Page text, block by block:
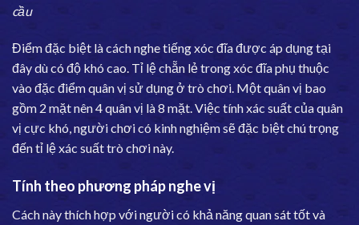
cầu
Điểm đặc biệt là cách nghe tiếng xóc đĩa được áp dụng tại
đây dù có độ khó cao. Tỉ lệ chẵn lẻ trong xóc đĩa phụ thuộc
vào đặc điểm quân vị sử dụng ở trò chơi. Một quân vị bao
gồm 2 mặt nên 4 quân vị là 8 mặt. Việc tính xác suất của quân
vị cực khó, người chơi có kinh nghiệm sẽ đặc biệt chú trọng
đến tỉ lệ xác suất trò chơi này.
Tính theo phương pháp nghe vị
Cách này thích hợp với người có khả năng quan sát tốt và